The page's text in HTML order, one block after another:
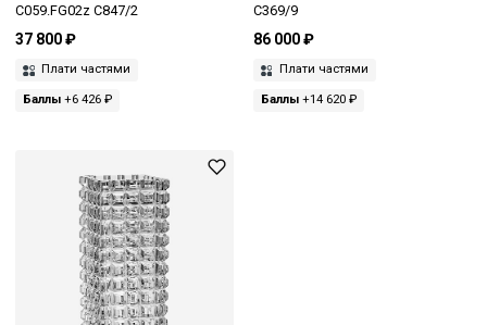
C059.FG02z C847/2
37 800 ₽
Плати частями
Баллы +6 426 ₽
C369/9
86 000 ₽
Плати частями
Баллы+14 620 ₽